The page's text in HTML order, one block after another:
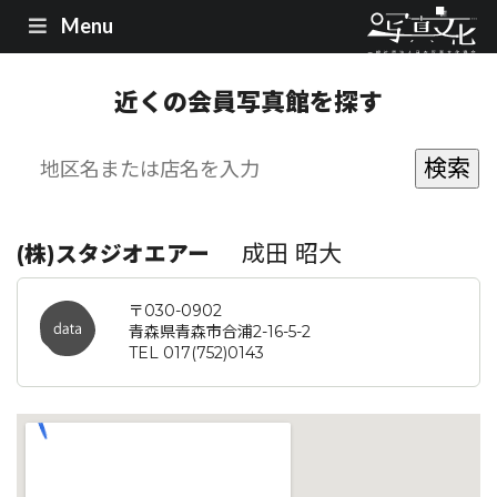
Menu
近くの会員写真館を探す
(株)スタジオエアー 成田 昭大
〒030-0902
青森県青森市合浦2-16-5-2
TEL 017(752)0143